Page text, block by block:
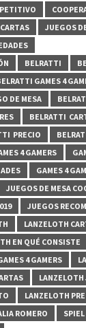
JUEGOS
BELRATTI
GAMES 4
DE MESA
BELRATTI
PRECIO
4 GAMERS
GAMES 4
JUEGOS DE MESA
JUEGOS
LANZELOTH
EN QUÉ CONSISTE
4 GAMERS
LANZELOTH
LANZELOTH
ROMERO